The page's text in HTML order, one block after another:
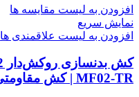
افزودن به لیست مقایسه ها
نمایش سریع
افزودن به لیست علاقمندی ها
MF02‑TR | کش مقاومتی با قطعه پشت دری